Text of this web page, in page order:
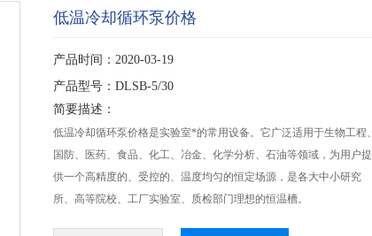
低温冷却循环泵价格
产品时间：2020-03-19
产品型号：DLSB-5/30
简要描述：
低温冷却循环泵价格是实验室*的常用设备。它广泛适用于生物工程、
国防、医药、食品、化工、冶金、化学分析、石油等领域，为用户提
供一个高精度的、受控的、温度均匀的恒定场源，是各大中小研究
所、高等院校、工厂实验室、质检部门理想的恒温槽。